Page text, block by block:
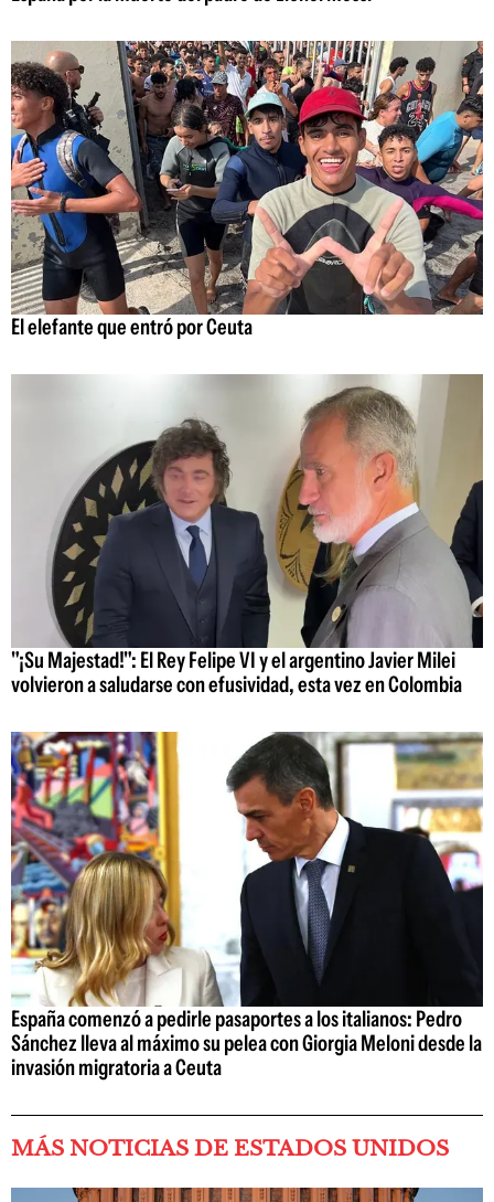
El elefante que entró por Ceuta
"¡Su Majestad!": El Rey Felipe VI y el argentino Javier Milei
volvieron a saludarse con efusividad, esta vez en Colombia
España comenzó a pedirle pasaportes a los italianos: Pedro
Sánchez lleva al máximo su pelea con Giorgia Meloni desde la
invasión migratoria a Ceuta
MÁS NOTICIAS DE ESTADOS UNIDOS